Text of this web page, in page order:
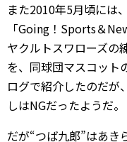
また2010年5月頃には、
「Going！Sports＆
ヤクルトスワローズの
を、同球団マスコット
ログで紹介したのだが
しはNGだったようだ。
だが“つば九郎”はあき